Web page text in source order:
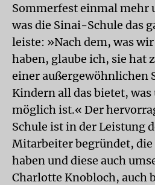
Sommerfest einmal mehr
was die Sinai-Schule das
leiste: »Nach dem, was
haben, glaube ich, sie hat
einer außergewöhnlichen
Kindern all das bietet,
möglich ist.« Der
Schule ist in der Leistung
Mitarbeiter begründet,
haben und diese auch
Charlotte Knobloch, auch